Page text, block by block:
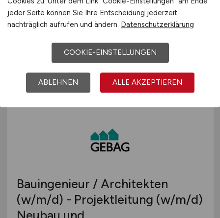
(m/w/d)
29.07.2026
Essen
Bauingenieur / Architekten
(w/m/d) - Projektleitung (w/m/d)
Neubau und
jeder Seite können Sie Ihre Entscheidung jederzeit
nachträglich aufrufen und ändern. Datenschutzerklärung
COOKIE-EINSTELLUNGEN
ABLEHNEN ALLE AKZEPTIEREN